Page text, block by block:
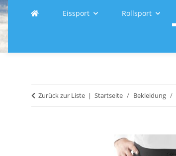
Eissport Rollsport
Zurück zur Liste Startseite Bekleidung